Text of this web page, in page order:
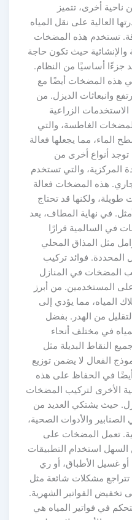
ناحية أخرى، تتميز
العالية على نقل المياه
تستخدم هذه المضخات
حيث تكون حاجة
جزءًا أساسيًا من النظام.
هذه المضخات أيضًا مع
وانبعاثات الديزل. من
الزراعية
الغاطسة، والتي
الماء، مما يجعلها فعالة
توجد أنواع أخرى من
والتي تستخدم
هذه المضخات فعالة
ولكنها قد تحتاج
في نهاية المطاف، يعد
في السالمية قرارًا
مثل المذاق المحلي
المحددة. فوائد تركيب
المضخات في المنازل
المستخدمين. من أبرز
المياه، مما يؤدي إلى
من الهدر. بفضل
في مختلف أنحاء
النقاط البديلة مثل
الفعال لا يضمن توزيع
في الحفاظ على هذه
الأخرى لتركيب المضخات
حيث يشتكي العديد من
والأدوات الصحية،
تعمل المضخات على
استخدام التطبيقات
غسيل الأطباق، أو ري
تتراجع مشكلات شائعة مثل
تخفيض الفواتير الشهرية.
في فواتير المياه هي